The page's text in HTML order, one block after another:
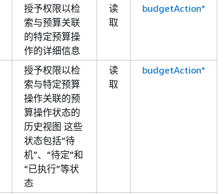
授予权限以检
索与预算关联
的特定预算操
作的详细信息
读
取
budgetAction*
授予权限以检
索与特定预算
操作关联的预
算操作状态的
历史视图 这些
状态包括“待
机”、“待定”和
“已执行”等状
态
读
取
budgetAction*